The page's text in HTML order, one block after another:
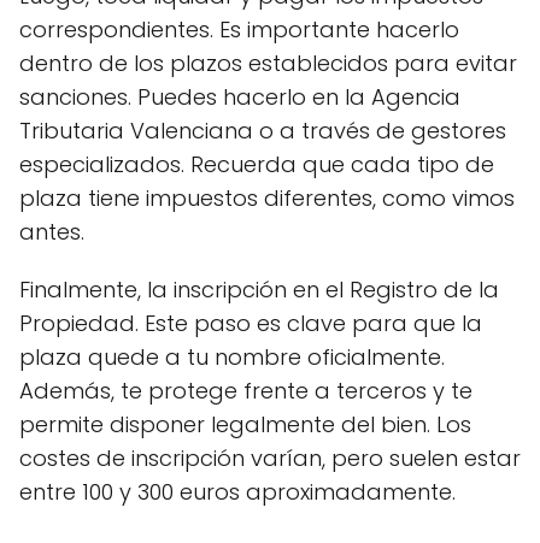
correspondientes. Es importante hacerlo
dentro de los plazos establecidos para evitar
sanciones. Puedes hacerlo en la Agencia
Tributaria Valenciana o a través de gestores
especializados. Recuerda que cada tipo de
plaza tiene impuestos diferentes, como vimos
antes.
Finalmente, la inscripción en el Registro de la
Propiedad. Este paso es clave para que la
plaza quede a tu nombre oficialmente.
Además, te protege frente a terceros y te
permite disponer legalmente del bien. Los
costes de inscripción varían, pero suelen estar
entre 100 y 300 euros aproximadamente.